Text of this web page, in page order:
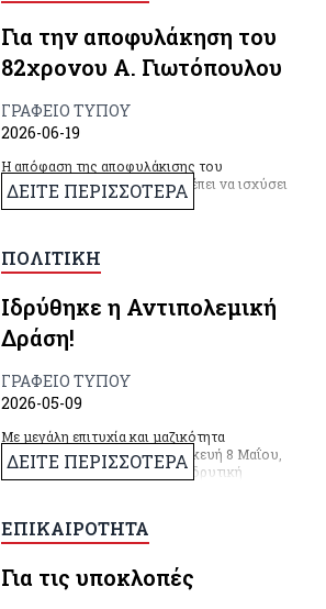
Για την αποφυλάκηση του
82χρονου Α. Γιωτόπουλου
ΓΡΑΦΕΙΟ ΤΥΠΟΥ
2026-06-19
Η απόφαση της αποφυλάκισης του
Αλέξανδρου Γιωτόπουλου πρέπει να ισχύσει
και να εφαρμοστεί.
ΔΕΙΤΕ ΠΕΡΙΣΣΟΤΕΡΑ
ΠΟΛΙΤΙΚΗ
Ιδρύθηκε η Αντιπολεμική
Δράση!
ΓΡΑΦΕΙΟ ΤΥΠΟΥ
2026-05-09
Με μεγάλη επιτυχία και μαζικότητα
πραγματοποιήθηκε την Παρασκευή 8 Μαΐου,
στο Πάντειο Πανεπιστήμιο η ιδρυτική
φιλία των λαών. Στη συνέλευση έδωσαν το
παρόν πάνω από 180 άνθρωποι, μετά το
αγωνιστριών, συνδικαλιστών, διανοουμένων
και καλλιτεχνών.
ΔΕΙΤΕ ΠΕΡΙΣΣΟΤΕΡΑ
ΕΠΙΚΑΙΡΟΤΗΤΑ
Για τις υποκλοπές